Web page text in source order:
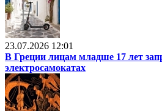
23.07.2026 12:01
В Греции лицам младше 17 лет
электросамокатах